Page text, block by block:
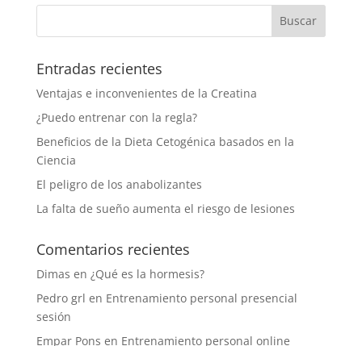
Entradas recientes
Ventajas e inconvenientes de la Creatina
¿Puedo entrenar con la regla?
Beneficios de la Dieta Cetogénica basados en la
Ciencia
El peligro de los anabolizantes
La falta de sueño aumenta el riesgo de lesiones
Comentarios recientes
Dimas en ¿Qué es la hormesis?
Pedro grl en Entrenamiento personal presencial
sesión
Empar Pons en Entrenamiento personal online